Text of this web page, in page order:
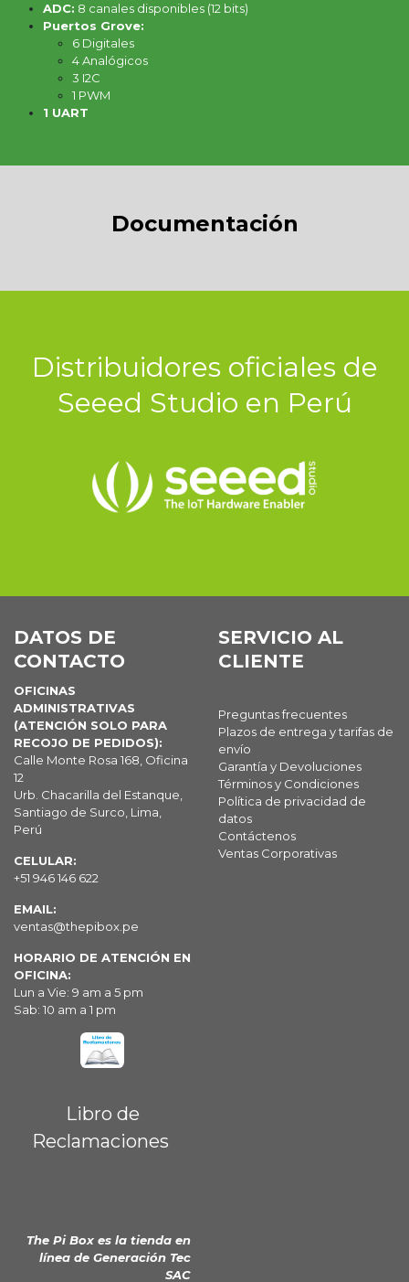
ADC: 8 canales disponibles (12 bits)
Puertos Grove:
6 Digitales
4 Analógicos
3 I2C
1 PWM
1 UART
Documentación
Distribuidores oficiales de
Seeed Studio en Perú
DATOS DE
CONTACTO
OFICINAS
ADMINISTRATIVAS
(ATENCIÓN SOLO PARA
RECOJO DE PEDIDOS):
Calle Monte Rosa 168, Oficina
12
Urb. Chacarilla del Estanque,
Santiago de Surco, Lima,
Perú
CELULAR:
+51 946 146 622
EMAIL:
ventas@thepibox.pe
HORARIO DE ATENCIÓN EN
OFICINA:
Lun a Vie: 9 am a 5 pm
Sab: 10 am a 1 pm
SERVICIO AL
CLIENTE
Preguntas frecuentes
Plazos de entrega y tarifas de
envío
Garantía y Devoluciones
Términos y Condiciones
Política de privacidad de
datos
Contáctenos
Ventas Corporativas
Libro de
Reclamaciones
The Pi Box es la tienda en
línea de Generación Tec
SAC